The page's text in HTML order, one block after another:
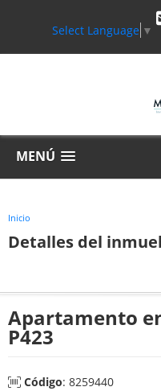
Select Language ▼
MENÚ
Inicio
Detalles del
Apartamento
P423
Código: 8259440